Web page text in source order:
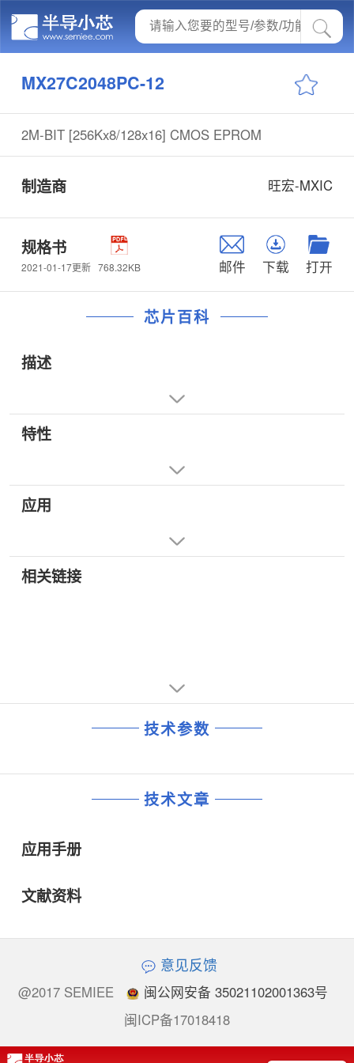
MX27C2048PC-12
2M-BIT [256Kx8/128x16] CMOS EPROM
制造商 旺宏-MXIC
规格书
2021-01-17更新 768.32KB 邮件 下载 打开
芯片百科
描述
特性
应用
相关链接
技术参数
技术文章
应用手册
文献资料
意见反馈
@2017 SEMIEE
闽公网安备 35021102001363号
闽ICP备17018418